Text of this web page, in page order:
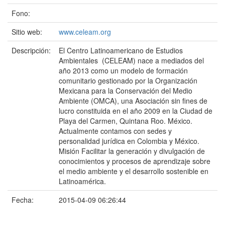
Fono:
Sitio web:
www.celeam.org
Descripción:
El Centro Latinoamericano de Estudios
Ambientales (CELEAM) nace a mediados del
año 2013 como un modelo de formación
comunitario gestionado por la Organización
Mexicana para la Conservación del Medio
Ambiente (OMCA), una Asociación sin fines de
lucro constituida en el año 2009 en la Ciudad de
Playa del Carmen, Quintana Roo. México.
Actualmente contamos con sedes y
personalidad jurídica en Colombia y México.
Misión Facilitar la generación y divulgación de
conocimientos y procesos de aprendizaje sobre
el medio ambiente y el desarrollo sostenible en
Latinoamérica.
Fecha:
2015-04-09 06:26:44